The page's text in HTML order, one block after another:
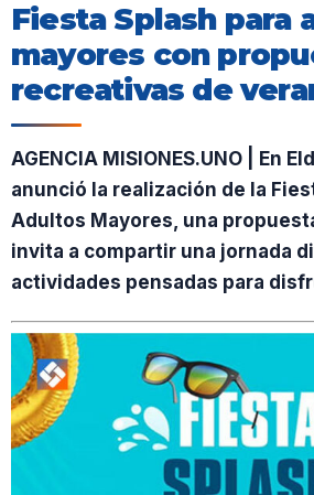
Fiesta Splash para
mayores con
recreativas de
AGENCIA MISIONES.UNO | En
anunció la realización de la
Adultos Mayores, una
invita a compartir una jornada
actividades pensadas para